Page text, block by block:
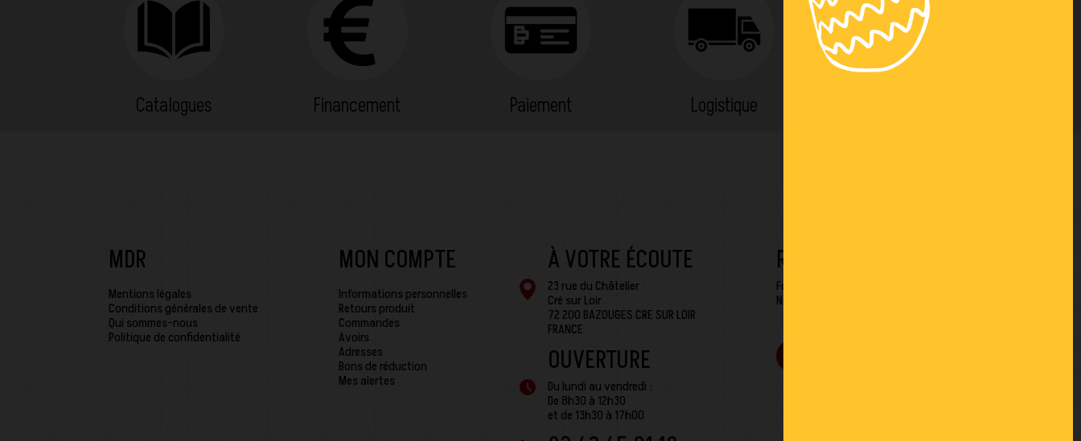
Catalogues Financement Paiement Logistique
MDR
Mentions légales
Conditions générales de vente
Qui sommes-nous
Politique de confidentialité
MON COMPTE
Informations personnelles
Retours produit
Commandes
Avoirs
Adresses
Bons de réduction
Mes alertes
À VOTRE ÉCOUTE
23 rue du Châtelier
Cré sur Loir
72 200 BAZOUGES CRE SUR LOIR
FRANCE
OUVERTURE
Du lundi au vendredi :
De 8h30 à 12h30
et de 13h30 à 17h00
RESTONS EN CONTACT
Formulaire de contact
Newsletter